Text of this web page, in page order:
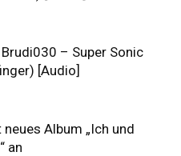
– Super Sonic
[Audio]
Album „Ich und
an